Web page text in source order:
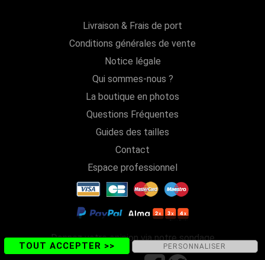
Livraison & Frais de port
Conditions générales de vente
Notice légale
Qui sommes-nous ?
La boutique en photos
Questions Fréquentes
Guides des tailles
Contact
Espace professionnel
Donnez votre opinion via notre sondage
TOUT ACCEPTER >> PERSONNALISER